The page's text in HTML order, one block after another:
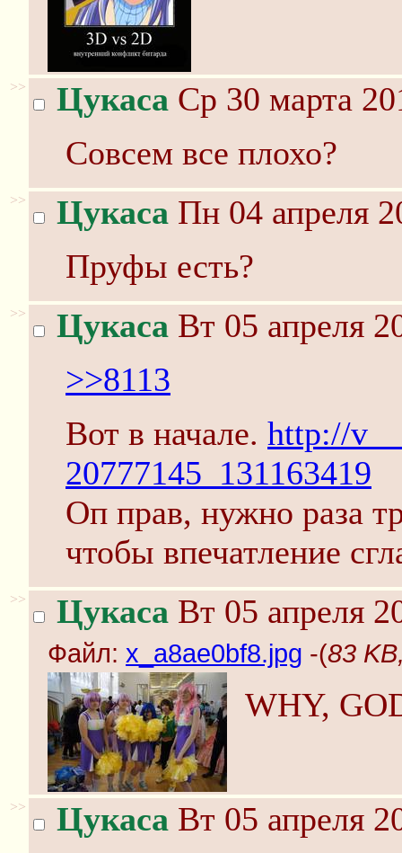
>> Цукаса Ср 30 марта
Совсем все плохо?
>> Цукаса Пн 04 апреля
Пруфы есть?
>> Цукаса Вт 05 апреля
>>8113
Вот в начале. http://
20777145_131163419
Оп прав, нужно раза
чтобы впечатление
>> Цукаса Вт 05 апреля
Файл: x_a8ae0bf8.jpg -(83
WHY,
>> Цукаса Вт 05 апреля